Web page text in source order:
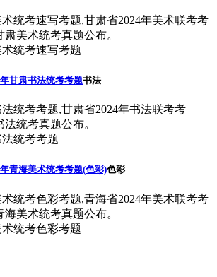
术统考速写考题,甘肃省2024年美术联考考
肃美术统考真题公布。
年甘肃书法统考考题书法
法统考考题,甘肃省2024年书法联考考
法统考真题公布。
年青海美术统考考题(色彩)色彩
术统考色彩考题,青海省2024年美术联考考
海美术统考真题公布。